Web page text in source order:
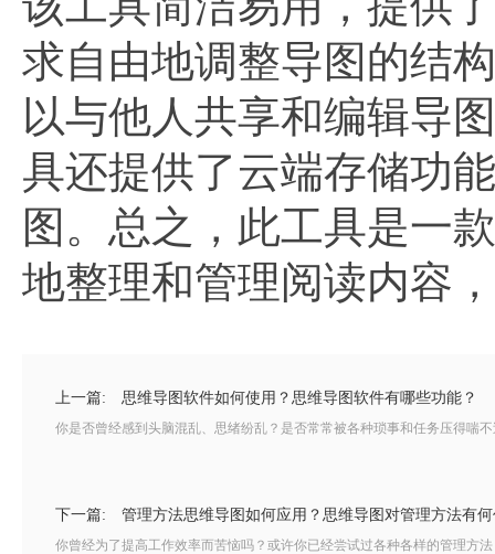
求自由地调整导图的结
以与他人共享和编辑导
具还提供了云端存储功
图。总之，此工具是一
地整理和管理阅读内容
上一篇: 思维导图软件如何使用？思维导图软件有哪些功能？
你是否曾经感到头脑混乱、思绪纷乱？是否常常被各种琐事和任务压得喘
下一篇: 管理方法思维导图如何应用？思维导图对管理方法有
你曾经为了提高工作效率而苦恼吗？或许你已经尝试过各种各样的管理方